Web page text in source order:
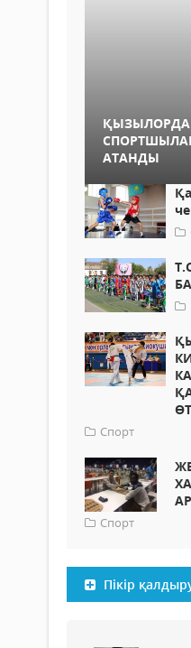
АТАНДЫ
Спорт
Спорт
Пікір